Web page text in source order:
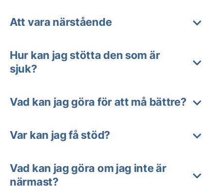
Att vara närstående
Hur kan jag stötta den som är
sjuk?
Vad kan jag göra för att må bättre?
Var kan jag få stöd?
Vad kan jag göra om jag inte är
närmast?